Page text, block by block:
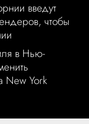
введут
чтобы
в Нью-
New York